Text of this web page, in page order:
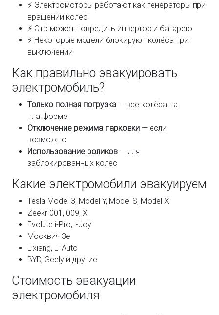
⚡ Электромоторы работают как генераторы при
вращении колёс
⚡ Это может повредить инвертор и батарею
⚡ Некоторые модели блокируют колёса при
выключении
Как правильно эвакуировать
электромобиль?
Только полная погрузка — все колёса на
платформе
Отключение режима парковки — если
возможно
Использование роликов — для
заблокированных колёс
Какие электромобили эвакуируем
Tesla Model 3, Model Y, Model S, Model X
Zeekr 001, 009, X
Evolute i-Pro, i-Joy
Москвич 3е
Lixiang, Li Auto
BYD, Geely и другие
Стоимость эвакуации
электромобиля